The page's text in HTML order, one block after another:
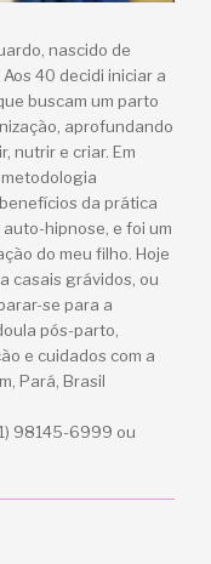
nascido de
40 decidi iniciar a
buscam um parto
aprofundando
nutrir e criar. Em
da prática
hipnose, e foi um
do meu filho. Hoje
casais grávidos, ou
se para a
pós-parto,
e cuidados com a
Pará, Brasil
98145-6999 ou